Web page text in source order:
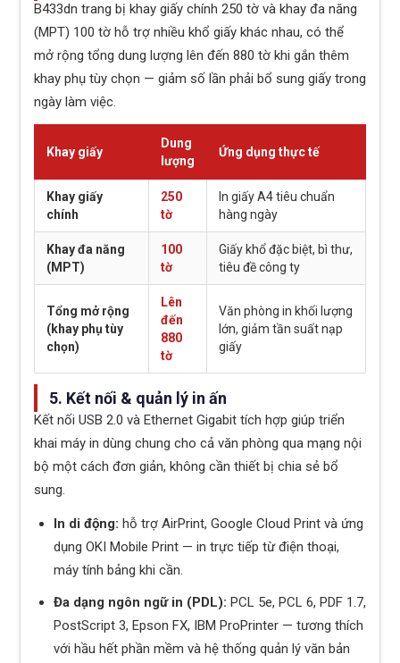
B433dn trang bị khay giấy chính 250 tờ và khay đa năng
(MPT) 100 tờ hỗ trợ nhiều khổ giấy khác nhau, có thể
mở rộng tổng dung lượng lên đến 880 tờ khi gắn thêm
khay phụ tùy chọn — giảm số lần phải bổ sung giấy trong
ngày làm việc.
Khay giấy
Dung
lượng
Ứng dụng thực tế
Khay giấy
chính
250
tờ
In giấy A4 tiêu chuẩn
hàng ngày
Khay đa năng
(MPT)
100
tờ
Giấy khổ đặc biệt, bì thư,
tiêu đề công ty
Tổng mở rộng
(khay phụ tùy
chọn)
Lên
đến
880
tờ
Văn phòng in khối lượng
lớn, giảm tần suất nạp
giấy
5. Kết nối & quản lý in ấn
Kết nối USB 2.0 và Ethernet Gigabit tích hợp giúp triển
khai máy in dùng chung cho cả văn phòng qua mạng nội
bộ một cách đơn giản, không cần thiết bị chia sẻ bổ
sung.
In di động: hỗ trợ AirPrint, Google Cloud Print và ứng
dụng OKI Mobile Print — in trực tiếp từ điện thoại,
máy tính bảng khi cần.
Đa dạng ngôn ngữ in (PDL): PCL 5e, PCL 6, PDF 1.7,
PostScript 3, Epson FX, IBM ProPrinter — tương thích
với hầu hết phần mềm và hệ thống quản lý văn bản